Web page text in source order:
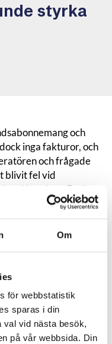
Om
för webbstatistik
sparas i din
val vid nästa besök,
på vår webbsida. Din
styrka
och
inga fakturor, och
och frågade
blivit fel vid
hos dem. Ett år
ytterligare två år
för tiden som
erbjöd sig
skulle
en tjänst till
Tjänsten var
att de hade rätt att